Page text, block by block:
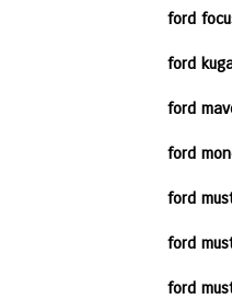
ford
ford
ford
ford
ford
ford
ford